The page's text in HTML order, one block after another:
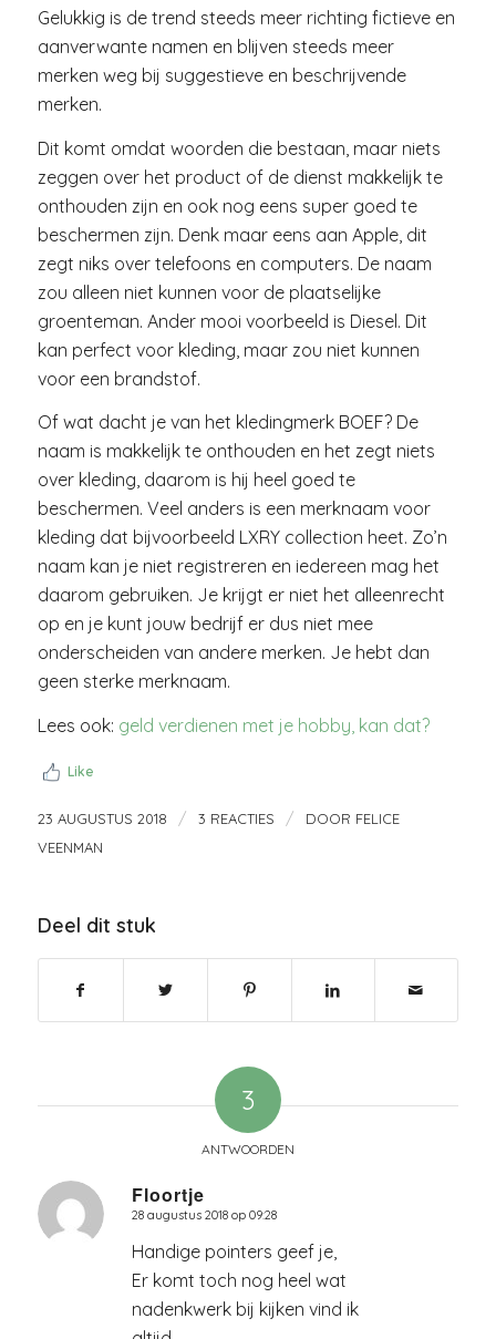
Gelukkig is de trend steeds meer richting fictieve en
aanverwante namen en blijven steeds meer
merken weg bij suggestieve en beschrijvende
merken.
Dit komt omdat woorden die bestaan, maar niets
zeggen over het product of de dienst makkelijk te
onthouden zijn en ook nog eens super goed te
beschermen zijn. Denk maar eens aan Apple, dit
zegt niks over telefoons en computers. De naam
zou alleen niet kunnen voor de plaatselijke
groenteman. Ander mooi voorbeeld is Diesel. Dit
kan perfect voor kleding, maar zou niet kunnen
voor een brandstof.
Of wat dacht je van het kledingmerk BOEF? De
naam is makkelijk te onthouden en het zegt niets
over kleding, daarom is hij heel goed te
beschermen. Veel anders is een merknaam voor
kleding dat bijvoorbeeld LXRY collection heet. Zo’n
naam kan je niet registreren en iedereen mag het
daarom gebruiken. Je krijgt er niet het alleenrecht
op en je kunt jouw bedrijf er dus niet mee
onderscheiden van andere merken. Je hebt dan
geen sterke merknaam.
Lees ook: geld verdienen met je hobby, kan dat?
Like
23 AUGUSTUS 2018 / 3 REACTIES / DOOR FELICE
VEENMAN
Deel dit stuk
3
ANTWOORDEN
Floortje
zegt:
28 augustus 2018 op 09:28
Handige pointers geef je,
Er komt toch nog heel wat
nadenkwerk bij kijken vind ik